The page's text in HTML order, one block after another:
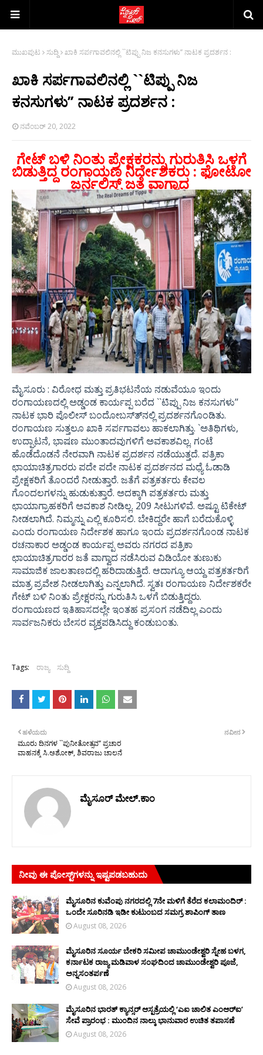
ಮುಖಪುಟ ಸುದ್ದಿ ಖಾಕಿ ಸರ್ಪಗಾವಲಿನಲ್ಲಿ ``ಟಿಪ್ಪು ನಿಜ ಕನಸುಗಳು’’ ನಾಟಕ ಪ್ರದರ್ಶನ :
ಖಾಕಿ ಸರ್ಪಗಾವಲಿನಲ್ಲಿ ``ಟಿಪ್ಪು ನಿಜ
ಕನಸುಗಳು’’ ನಾಟಕ ಪ್ರದರ್ಶನ :
ನವೆಂಬರ್ 20, 2022
ಗೇಟ್ ಬಳಿ ನಿಂತು ಪ್ರೇಕ್ಷಕರನ್ನು ಗುರುತಿಸಿ ಒಳಗೆ
ಬಿಡುತ್ತಿದ್ದ ರಂಗಾಯಣ ನಿರ್ದೇಶಕರು : ಫೋಟೋ
ಜರ್ನಲಿಸ್ಟ್ ಜತೆ ವಾಗ್ವಾದ
ಮೈಸೂರು : ವಿರೋಧ ಮತ್ತು ಪ್ರತಿಭಟನೆಯ ನಡುವೆಯೂ ಇಂದು
ರಂಗಾಯಣದಲ್ಲಿ ಅಡ್ಡಂಡ ಕಾರ್ಯಪ್ಪ ಬರೆದ ``ಟಿಪ್ಪು ನಿಜ ಕನಸುಗಳು’’
ನಾಟಕ ಭಾರಿ ಪೊಲೀಸ್ ಬಂದೋಬಸ್ತ್‍ನಲ್ಲಿ ಪ್ರದರ್ಶನಗೊಂಡಿತು.
ರಂಗಾಯಣ ಸುತ್ತಲೂ ಖಾಕಿ ಸರ್ಪಗಾವಲು ಹಾಕಲಾಗಿತ್ತು. `ಅತಿಥಿಗಳು,
ಉದ್ಘಾಟನೆ, ಭಾಷಣ ಮುಂತಾದವುಗಳಿಗೆ ಅವಕಾಶವಿಲ್ಲ. ಗಂಟೆ
ಹೊಡೆದೊಡನೆ ನೇರವಾಗಿ ನಾಟಕ ಪ್ರದರ್ಶನ ನಡೆಯುತ್ತದೆ. ಪತ್ರಿಕಾ
ಛಾಯಾಚಿತ್ರಗಾರರು ಪದೇ ಪದೇ ನಾಟಕ ಪ್ರದರ್ಶನದ ಮಧ್ಯೆ ಓಡಾಡಿ
ಪ್ರೇಕ್ಷಕರಿಗೆ ತೊಂದರೆ ನೀಡುತ್ತಾರೆ. ಜತೆಗೆ ಪತ್ರಕರ್ತರು ಕೇವಲ
ಗೊಂದಲಗಳನ್ನು ಹುಡುಕುತ್ತಾರೆ. ಅದಕ್ಕಾಗಿ ಪತ್ರಕರ್ತರು ಮತ್ತು
ಛಾಯಾಗ್ರಾಹಕರಿಗೆ ಅವಕಾಶ ನೀಡಿಲ್ಲ. 209 ಸೀಟುಗಳಿವೆ. ಅಷ್ಟೂ ಟಿಕೇಟ್
ನೀಡಲಾಗಿದೆ. ನಿಮ್ಮನ್ನು ಎಲ್ಲಿ ಕೂರಿಸಲಿ. ಬೇಕಿದ್ದರೇ ಹಾಗೆ ಬರೆದುಕೊಳ್ಳಿ
ಎಂದು ರಂಗಾಯಣ ನಿರ್ದೇಶಕ ಹಾಗೂ ಇಂದು ಪ್ರದರ್ಶನಗೊಂಡ ನಾಟಕ
ರಚನಾಕಾರ ಅಡ್ಡಂಡ ಕಾರ್ಯಪ್ಪ ಅವರು ನಗರದ ಪತ್ರಿಕಾ
ಛಾಯಾಚಿತ್ರಗಾರರ ಜತೆ ವಾಗ್ವಾದ ನಡೆಸಿರುವ ವಿಡಿಯೋ ತುಣುಕು
ಸಾಮಾಜಿಕ ಜಾಲತಾಣದಲ್ಲಿ ಹರಿದಾಡುತ್ತಿದೆ. ಆದಾಗ್ಯೂ ಆಯ್ದ ಪತ್ರಕರ್ತರಿಗೆ
ಮಾತ್ರ ಪ್ರವೇಶ ನೀಡಲಾಗಿತ್ತು ಎನ್ನಲಾಗಿದೆ. ಸ್ವತಃ ರಂಗಾಯಣ ನಿರ್ದೇಶಕರೇ
ಗೇಟ್ ಬಳಿ ನಿಂತು ಪ್ರೇಕ್ಷರನ್ನು ಗುರುತಿಸಿ ಒಳಗೆ ಬಿಡುತ್ತಿದ್ದರು.
ರಂಗಾಯಣದ ಇತಿಹಾಸದಲ್ಲೇ ಇಂತಹ ಪ್ರಸಂಗ ನಡೆದಿಲ್ಲ ಎಂದು
ಸಾರ್ವಜನಿಕರು ಬೇಸರ ವ್ಯಕ್ತಪಡಿಸಿದ್ದು ಕಂಡುಬಂತು.
Tags: ರಾಜ್ಯ ಸುದ್ದಿ
ನವೀನ
ಹಳೆಯದು
ಮೂರು ದಿನಗಳ ``ಪುನೀತೋತ್ಸವ’’ ಪ್ರಚಾರ
ವಾಹನಕ್ಕೆ ಸಿ.ಅಶೋಕ್, ಶಿವರಾಜು ಚಾಲನೆ
ಮೈಸೂರ್ ಮೇಲ್.ಕಾಂ
ನೀವು ಈ ಪೋಸ್ಟ್‌ಗಳನ್ನು ಇಷ್ಟಪಡಬಹುದು
ಮೈಸೂರಿನ ಕುವೆಂಪು ನಗರದಲ್ಲಿ 7ನೇ ಮಳಿಗೆ ತೆರೆದ ಕಲಾಮಂದಿರ್ :
ಒಂದೇ ಸೂರಿನಡಿ ಇಡೀ ಕುಟುಂಬದ ಸಮಗ್ರ ಶಾಪಿಂಗ್ ತಾಣ
August 08, 2026
ಮೈಸೂರಿನ ಸೂರ್ಯ ಬೇಕರಿ ಸಮೀಪ ಚಾಮುಂಡೇಶ್ವರಿ ಸ್ನೇಹ ಬಳಗ,
ಕರ್ನಾಟಕ ರಾಜ್ಯ ಮಡಿವಾಳ ಸಂಘದಿಂದ ಚಾಮುಂಡೇಶ್ವರಿ ಪೂಜೆ,
ಅನ್ನಸಂತರ್ಪಣೆ
August 08, 2026
ಮೈಸೂರಿನ ಭಾರತ್ ಕ್ಯಾನ್ಸರ್ ಆಸ್ಪತ್ರೆಯಲ್ಲಿ ‘ಎಐ ಚಾಲಿತ ಎಂಆರ್‌ಐ’
ಸೇವೆ ಪ್ರಾರಂಭ : ಮುಂದಿನ ನಾಲ್ಕು ಭಾನುವಾರ ಉಚಿತ ತಪಾಸಣೆ
August 08, 2026